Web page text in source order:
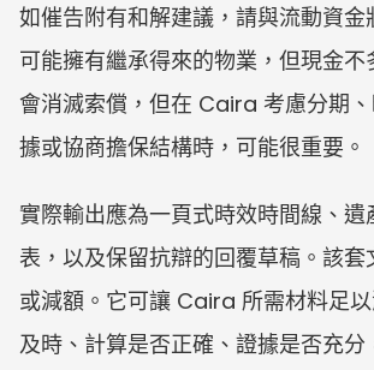
如催告附有和解建議，請與流動資金
可能擁有繼承得來的物業，但現金不
會消滅索償，但在 Caira 考慮分期
據或協商擔保結構時，可能很重要。
實際輸出應為一頁式時效時間線、
表，以及保留抗辯的回覆草稿。該套
或減額。它可讓 Caira 所需材料足
及時、計算是否正確、證據是否充分